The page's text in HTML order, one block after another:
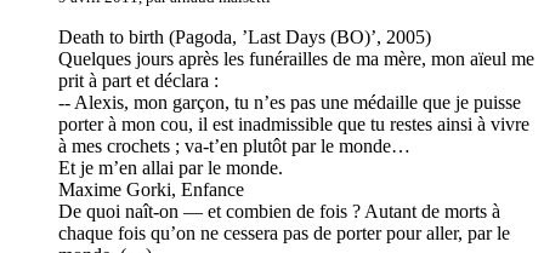
Death to birth (Pagoda, ’Last Days (BO)’, 2005)
Quelques jours après les funérailles de ma mère, mon aïeul me
prit à part et déclara :
-- Alexis, mon garçon, tu n’es pas une médaille que je puisse
porter à mon cou, il est inadmissible que tu restes ainsi à vivre
à mes crochets ; va-t’en plutôt par le monde…
Et je m’en allai par le monde.
Maxime Gorki, Enfance
De quoi naît-on — et combien de fois ? Autant de morts à
chaque fois qu’on ne cessera pas de porter pour aller, par le